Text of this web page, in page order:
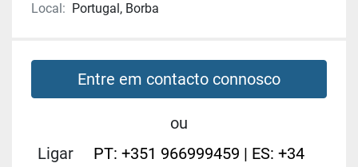
Local: Portugal, Borba
Entre em contacto connosco
ou
Ligar
PT: +351 966999459 | ES: +34